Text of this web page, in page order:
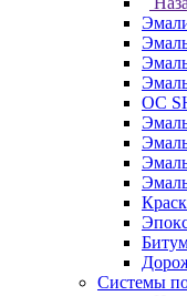
ОС
Системы